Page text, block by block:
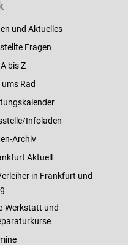
und Aktuelles
Fragen
bis Z
Rad
Infoladen
Archiv
Aktuell
in Frankfurt und
Werkstatt und